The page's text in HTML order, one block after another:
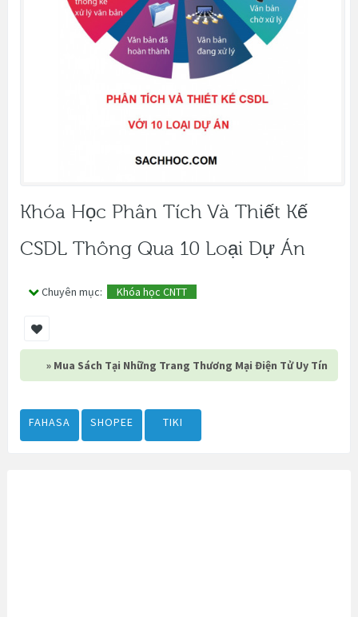
Khóa Học Phân Tích Và Thiết Kế
CSDL Thông Qua 10 Loại Dự Án
Chuyên mục: Khóa học CNTT
» Mua Sách Tại Những Trang Thương Mại Điện Tử Uy Tín
FAHASA SHOPEE TIKI